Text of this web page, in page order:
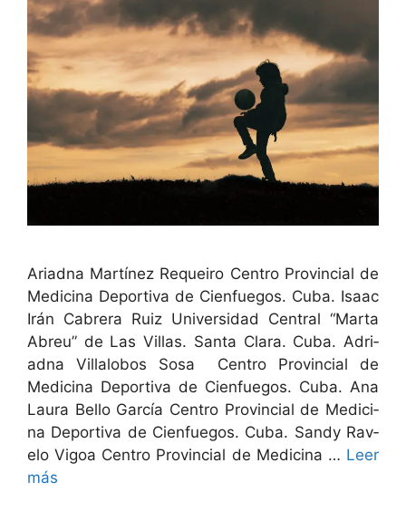
Ari­ad­na Martínez Requeiro Cen­tro Provin­cial de
Med­i­c­i­na Deporti­va de Cien­fue­gos. Cuba. Isaac
Irán Cabr­era Ruiz Uni­ver­si­dad Cen­tral “Mar­ta
Abreu” de Las Vil­las. San­ta Clara. Cuba. Adri­
ad­na Vil­lalo­bos Sosa Cen­tro Provin­cial de
Med­i­c­i­na Deporti­va de Cien­fue­gos. Cuba. Ana
Lau­ra Bel­lo Gar­cía Cen­tro Provin­cial de Med­i­c­i­
na Deporti­va de Cien­fue­gos. Cuba. Sandy Rav­
elo Vigoa Cen­tro Provin­cial de Med­i­c­i­na … Leer
más